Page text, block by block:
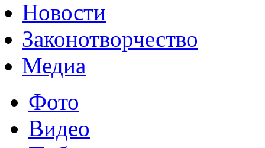
Новости
Законотворчество
Медиа
Фото
Видео